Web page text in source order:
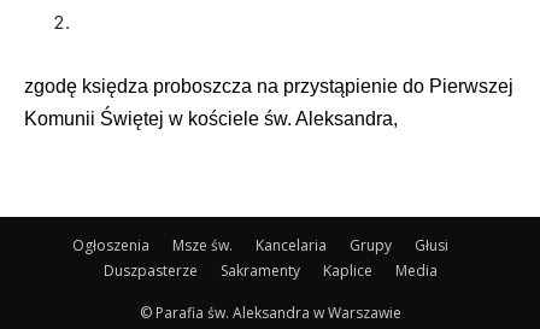
zgodę księdza proboszcza na przystąpienie do Pierwszej
Komunii Świętej w kościele św. Aleksandra,
Ogłoszenia Msze św. Kancelaria Grupy
Głusi
Duszpasterze
Sakramenty Kaplice Media
© Parafia św. Aleksandra w Warszawie